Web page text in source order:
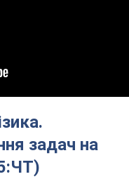
задач на